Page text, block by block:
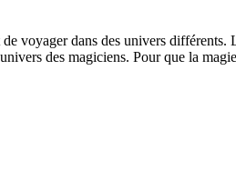
voyager dans des univers
des magiciens. Pour que la